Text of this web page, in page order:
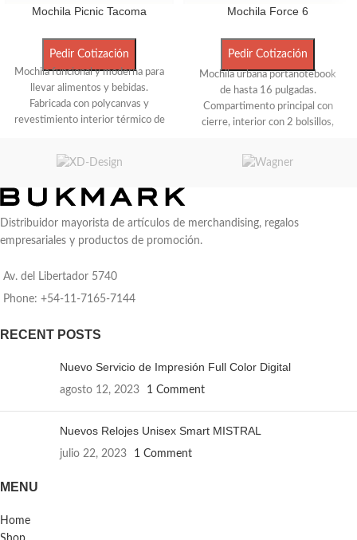
Mochila Picnic Tacoma
Pedir Cotización
Mochila funcional y moderna para
llevar alimentos y bebidas.
Fabricada con polycanvas y
revestimiento interior térmico de
compartimento secundario para
acolchadas ajustables. Incluye un
completo set de picnic con platos,
vasos, cubiertos y sacacorcho,
todo en el mismo tono. Ideal para
campo o viajes, manteniendo todo
organizado y fresco.
Mochila Force 6
Pedir Cotización
Mochila urbana portanotebook
de hasta 16 pulgadas.
Compartimento principal con
cierre, interior con 2 bolsillos,
y elástico de seguridad y bolsillo
porta tablet de hasta 11
horizontal, interior con bolsillos
Medidas: 30 x 48 x 17 cm.
Distribuidor mayorista de artículos de merchandising, regalos
empresariales y productos de promoción.
Av. del Libertador 5740
Phone: +54-11-7165-7144
RECENT POSTS
Nuevo Servicio de Impresión Full Color Digital
agosto 12, 2023 1 Comment
Nuevos Relojes Unisex Smart MISTRAL
julio 22, 2023 1 Comment
MENU
Home